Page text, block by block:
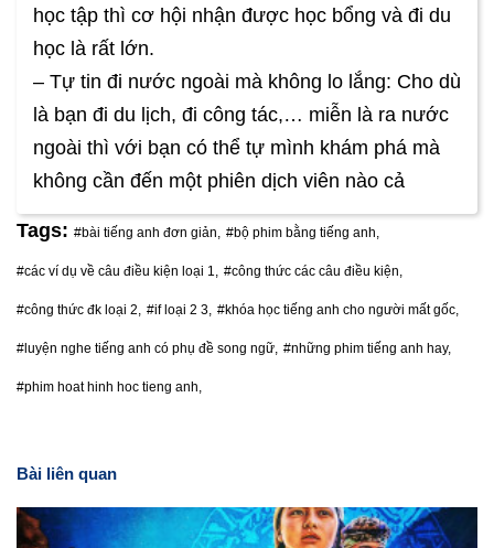
học tập thì cơ hội nhận được học bổng và đi du
học là rất lớn.
– Tự tin đi nước ngoài mà không lo lắng: Cho dù
là bạn đi du lịch, đi công tác,… miễn là ra nước
ngoài thì với bạn có thể tự mình khám phá mà
không cần đến một phiên dịch viên nào cả
Tags: #bài tiếng anh đơn giản, #bộ phim bằng tiếng anh,
#các ví dụ về câu điều kiện loại 1, #công thức các câu điều kiện,
#công thức đk loại 2, #if loại 2 3, #khóa học tiếng anh cho người mất gốc,
#luyện nghe tiếng anh có phụ đề song ngữ, #những phim tiếng anh hay,
#phim hoat hinh hoc tieng anh,
Bài liên quan